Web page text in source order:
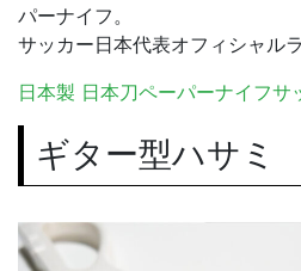
パーナイフ。
サッカー日本代表オフィシャル
日本製 日本刀ペーパーナイフサ
ギター型ハサミ